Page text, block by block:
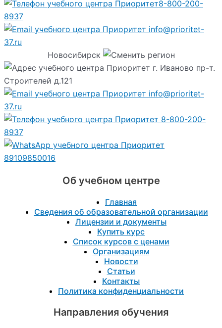
8-800-200-
8937
info@prioritet-
37.ru
Новосибирск
г. Иваново пр-т.
Строителей д.121
info@prioritet-
37.ru
8-800-200-
8937
89109850016
Об учебном центре
Главная
Сведения об образовательной организации
Лицензии и документы
Купить курс
Список курсов с ценами
Организациям
Новости
Статьи
Контакты
Политика конфиденциальности
Направления обучения